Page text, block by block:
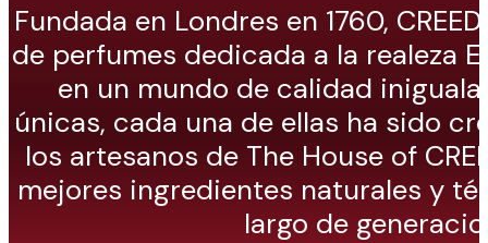
Fundada en Londres en 1760,
de perfumes dedicada a la realeza
en un mundo de calidad
únicas, cada una de ellas ha sido
los artesanos de The House of
mejores ingredientes naturales y
largo de